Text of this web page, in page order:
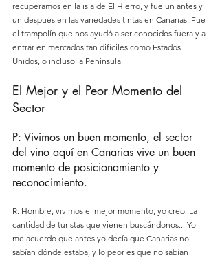
recuperamos en la isla de El Hierro, y fue un antes y
un después en las variedades tintas en Canarias. Fue
el trampolín que nos ayudó a ser conocidos fuera y a
entrar en mercados tan difíciles como Estados
Unidos, o incluso la Península.
El Mejor y el Peor Momento del
Sector
P: Vivimos un buen momento, el sector
del vino aquí en Canarias vive un buen
momento de posicionamiento y
reconocimiento.
R: Hombre, vivimos el mejor momento, yo creo. La
cantidad de turistas que vienen buscándonos... Yo
me acuerdo que antes yo decía que Canarias no
sabían dónde estaba, y lo peor es que no sabían